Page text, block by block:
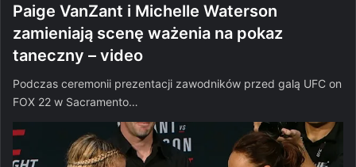
Paige VanZant i Michelle Waterson
zamieniają scenę ważenia na pokaz
taneczny – video
Podczas ceremonii prezentacji zawodników przed galą UFC on
FOX 22 w Sacramento…